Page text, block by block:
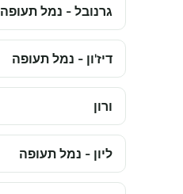
גרנובל - נמל תעופה
דיז'ון - נמל תעופה
ורון
ליון - נמל תעופה